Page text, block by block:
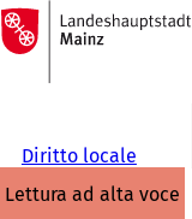
Vai al contenuto
Alla
pagina
iniziale
Diritto locale
lettura ad alta voce